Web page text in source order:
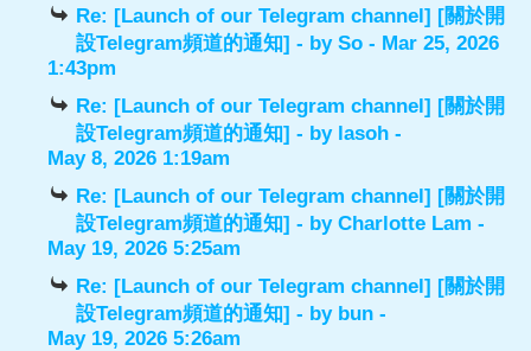
Re: [Launch of our Telegram channel] [關於開
設Telegram頻道的通知] - bySo - Mar 25, 2026
1:43pm
Re: [Launch of our Telegram channel] [關於開
設Telegram頻道的通知] - by lasoh -
May 8, 2026 1:19am
Re: [Launch of our Telegram channel] [關於開
設Telegram頻道的通知] - byCharlotte Lam -
May 19, 2026 5:25am
Re: [Launch of our Telegram channel] [關於開
設Telegram頻道的通知] - by bun -
May 19, 2026 5:26am